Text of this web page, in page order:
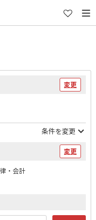
変更
条件を変更
変更
・会計